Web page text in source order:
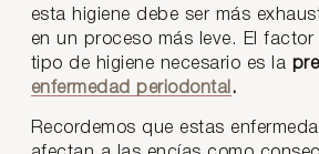
esta higiene debe ser más
en un proceso más leve. El factor
tipo de higiene necesario es la
enfermedad periodontal .
Recordemos que estas